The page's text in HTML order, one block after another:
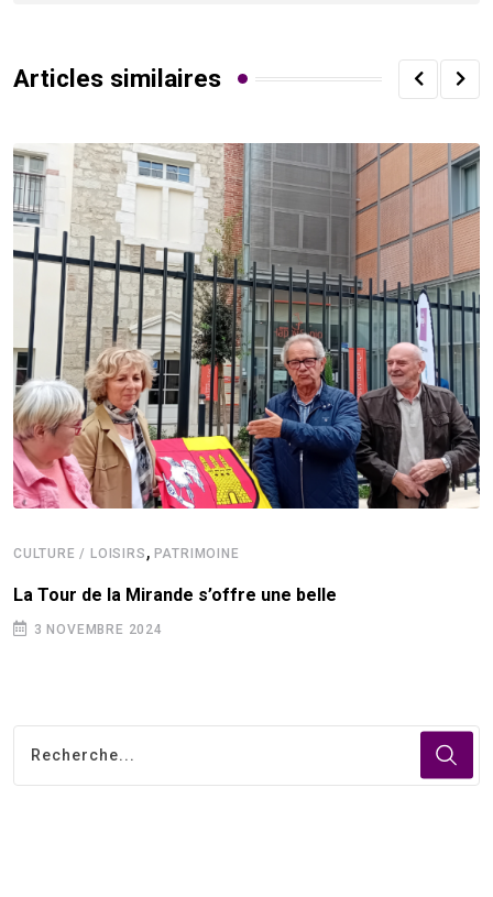
Articles similaires
CULTURE / LOISIRS , PATRIMOINE
La Tour de la Mirande s’offre une belle
3 NOVEMBRE 2024